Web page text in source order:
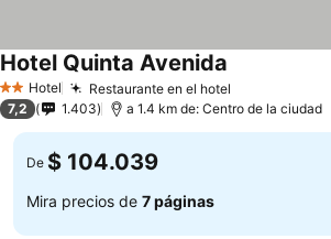
2 Estrellas
Hotel Restaurante en el hotel
Hotel Quinta Avenida
7,2 1.403 a 1.4 km de: Centro de la ciudad
De $ 104.039
Mira precios de 7 páginas